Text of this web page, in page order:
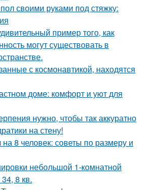
своими руками под стяжку:
пример того, как
могут существовать в
с космонавтикой, находятся
доме: комфорт и уют для
нужно, чтобы так аккуратно
на стену!
на 8 человек: советы по размеру и
небольшой 1-комнатной
8 кв.